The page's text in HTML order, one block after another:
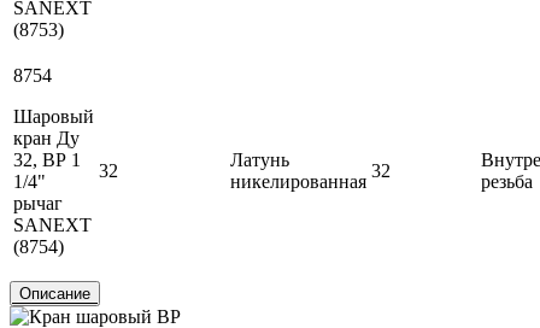
SANEXT
(8753)
8754
Шаровый
кран Ду
32, ВР 1
1/4"
рычаг
SANEXT
(8754)
32
Латунь
никелированная
32
резьба
Описание